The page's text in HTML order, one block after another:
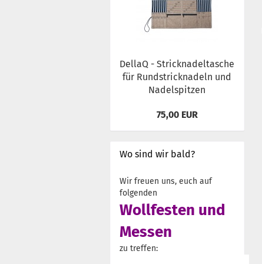
DellaQ - Stricknadeltasche
für Rundstricknadeln und
Nadelspitzen
75,00 EUR
Wo sind wir bald?
Wir freuen uns, euch auf
folgenden
Wollfesten und
Messen
zu treffen: